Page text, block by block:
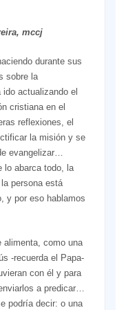
mccj
durante sus
sobre la
actualizando el
cristiana en el
reflexiones, el
la misión y se
evangelizar…
lo abarca todo, la
persona está
y por eso hablamos
alimenta, como una
-recuerda el Papa-
con él y para
a predicar…
podría decir: o una